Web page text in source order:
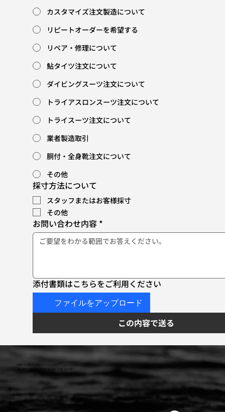
カスタマイズ注文製造について
リピートオーダーを希望する
リペア・修理について
鮎タイツ注文について
ダイビングスーツ注文について
トライアスロンスーツ注文について
トライスーツ注文について
業者製造取引
胴付・全身靴注文について
その他
採寸方法について
スタッフまたはお客様採寸
その他
お問い合わせ内容 *
添付書類はこちらをご利用ください
ファイルをアップロード
この内容で送る
小林ゴム株式会社
441-8016 愛知県豊橋市新栄町字東小向76-1